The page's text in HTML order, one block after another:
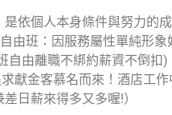
依個人本身條件與努力的成
由班：因服務屬性單純形
自由離職不綁約薪資不倒
獻金客慕名而來！酒店工
日薪來得多又多喔!）